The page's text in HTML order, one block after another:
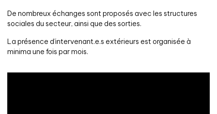
De nombreux échanges sont proposés avec les structures
sociales du secteur, ainsi que des sorties.
La présence d’intervenant.e.s extérieurs est organisée à
minima une fois par mois.